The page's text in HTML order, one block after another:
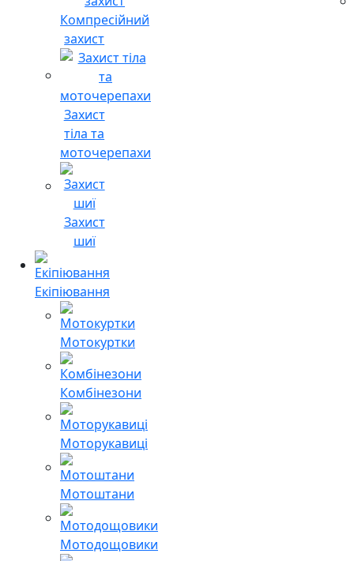
Компресійний
захист
Захист
тіла та
моточерепахи
Захист
шиї
Екіпіювання
Мотокуртки
Комбінезони
Моторукавиці
Мотоштани
Мотодощовики